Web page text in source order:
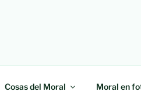
Cosas del Moral Moral en